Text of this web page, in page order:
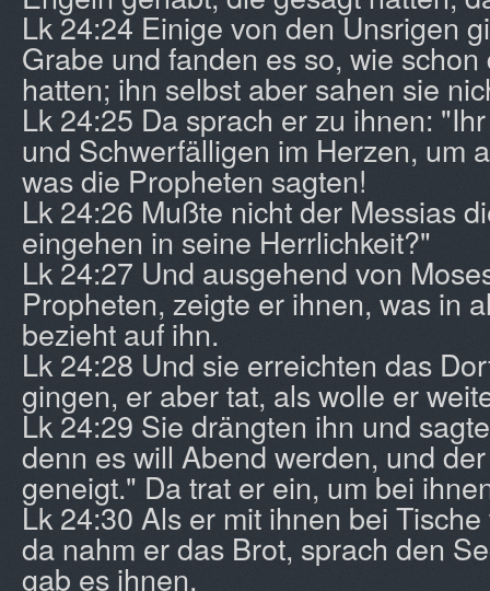
Lk 24:24 Einige von den Unsrigen
Grabe und fanden es so, wie
hatten; ihn selbst aber sahen sie
Lk 24:25 Da sprach er zu ihnen:
und Schwerfälligen im Herzen, um
was die Propheten sagten!
Lk 24:26 Mußte nicht der Messias
eingehen in seine Herrlichkeit?"
Lk 24:27 Und ausgehend von
Propheten, zeigte er ihnen, was in
bezieht auf ihn.
Lk 24:28 Und sie erreichten das
gingen, er aber tat, als wolle er
Lk 24:29 Sie drängten ihn und
denn es will Abend werden, und
geneigt." Da trat er ein, um bei
Lk 24:30 Als er mit ihnen bei
da nahm er das Brot, sprach den
gab es ihnen.